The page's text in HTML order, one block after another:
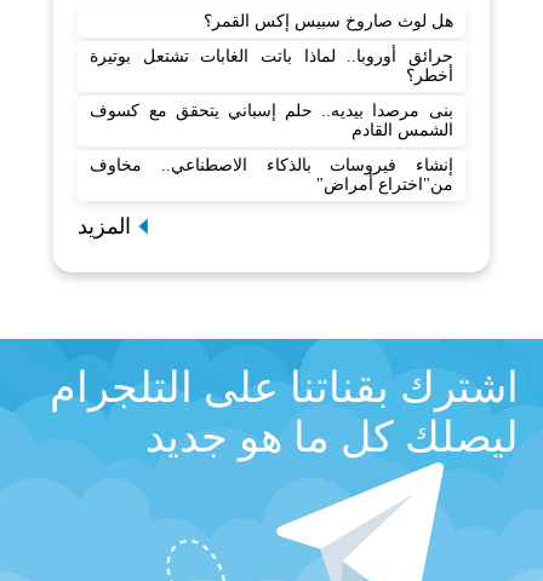
هل لوث صاروخ سبيس إكس القمر؟
حرائق أوروبا.. لماذا باتت الغابات تشتعل بوتيرة
أخطر؟
بنى مرصدا بيديه.. حلم إسباني يتحقق مع كسوف
الشمس القادم
إنشاء فيروسات بالذكاء الاصطناعي.. مخاوف
من"اختراع أمراض"
المزيد
اشترك بقناتنا على التلجرام
ليصلك كل ما هو جديد